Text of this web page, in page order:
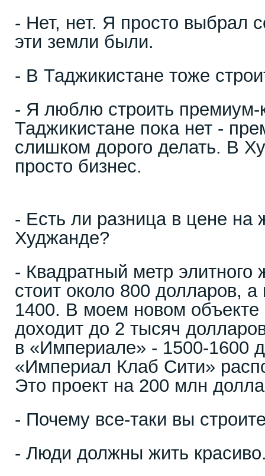
- Нет, нет. Я просто выбрал
эти земли были.
- В Таджикистане тоже
- Я люблю строить
Таджикистане пока нет -
слишком дорого делать. В
просто бизнес.
- Есть ли разница в цене на
Худжанде?
- Квадратный метр
стоит около 800 долларов,
1400. В моем новом объекте
доходит до 2 тысяч
в «Империале» - 1500-1600
«Империал Клаб Сити»
Это проект на 200 млн
- Почему все-таки вы
- Люди должны жить